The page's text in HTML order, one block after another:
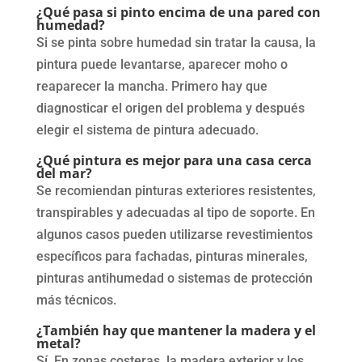
¿Qué pasa si pinto encima de una pared con
humedad?
Si se pinta sobre humedad sin tratar la causa, la
pintura puede levantarse, aparecer moho o
reaparecer la mancha. Primero hay que
diagnosticar el origen del problema y después
elegir el sistema de pintura adecuado.
¿Qué pintura es mejor para una casa cerca
del mar?
Se recomiendan pinturas exteriores resistentes,
transpirables y adecuadas al tipo de soporte. En
algunos casos pueden utilizarse revestimientos
específicos para fachadas, pinturas minerales,
pinturas antihumedad o sistemas de protección
más técnicos.
¿También hay que mantener la madera y el
metal?